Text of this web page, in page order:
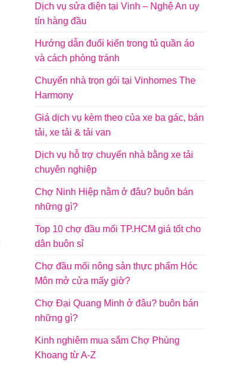
Dịch vụ sửa điện tại Vinh – Nghệ An uy
tín hàng đầu
Hướng dẫn đuổi kiến trong tủ quần áo
và cách phòng tránh
Chuyển nhà trọn gói tại Vinhomes The
Harmony
Giá dịch vụ kèm theo của xe ba gác, bán
tải, xe tải & tải van
Dịch vụ hỗ trợ chuyển nhà bằng xe tải
chuyên nghiệp
Chợ Ninh Hiệp nằm ở đâu? buôn bán
những gì?
Top 10 chợ đầu mối TP.HCM giá tốt cho
dân buôn sỉ
Chợ đầu mối nông sản thực phẩm Hóc
Môn mở cửa mấy giờ?
Chợ Đại Quang Minh ở đâu? buôn bán
những gì?
Kinh nghiêm mua sắm Chợ Phùng
Khoang từ A-Z